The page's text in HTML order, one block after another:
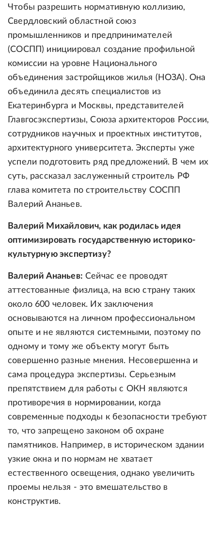
Чтобы разрешить нормативную коллизию,
Свердловский областной союз
промышленников и предпринимателей
(СОСПП) инициировал создание профильной
комиссии на уровне Национального
объединения застройщиков жилья (НОЗА). Она
объединила десять специалистов из
Екатеринбурга и Москвы, представителей
Главгосэкспертизы, Союза архитекторов России,
сотрудников научных и проектных институтов,
архитектурного университета. Эксперты уже
успели подготовить ряд предложений. В чем их
суть, рассказал заслуженный строитель РФ
глава комитета по строительству СОСПП
Валерий Ананьев.
Валерий Михайлович, как родилась идея
оптимизировать государственную историко-
культурную экспертизу?
Валерий Ананьев: Сейчас ее проводят
аттестованные физлица, на всю страну таких
около 600 человек. Их заключения
основываются на личном профессиональном
опыте и не являются системными, поэтому по
одному и тому же объекту могут быть
совершенно разные мнения. Несовершенна и
сама процедура экспертизы. Серьезным
препятствием для работы с ОКН являются
противоречия в нормировании, когда
современные подходы к безопасности требуют
то, что запрещено законом об охране
памятников. Например, в историческом здании
узкие окна и по нормам не хватает
естественного освещения, однако увеличить
проемы нельзя - это вмешательство в
конструктив.